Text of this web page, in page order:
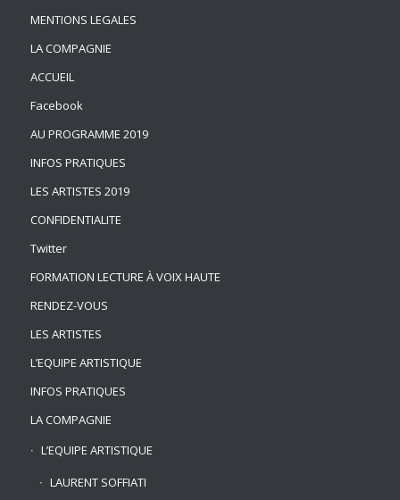
MENTIONS LEGALES
LA COMPAGNIE
ACCUEIL
Facebook
AU PROGRAMME 2019
INFOS PRATIQUES
LES ARTISTES 2019
CONFIDENTIALITE
Twitter
FORMATION LECTURE À VOIX HAUTE
RENDEZ-VOUS
LES ARTISTES
L’EQUIPE ARTISTIQUE
INFOS PRATIQUES
LA COMPAGNIE
L’EQUIPE ARTISTIQUE
LAURENT SOFFIATI